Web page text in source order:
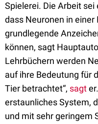
Spielerei. Die Arbeit
dass Neuronen in einer
grundlegende
können, sagt
Lehrbüchern werden
auf ihre Bedeutung für
Tier betrachtet“, sagt
erstaunliches System,
und mit sehr geringem